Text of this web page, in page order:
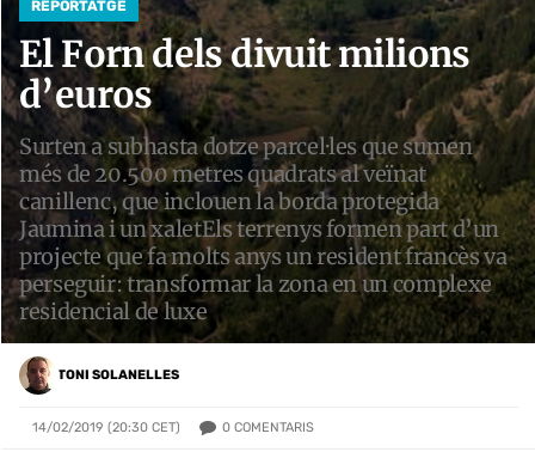
REPORTATGE
El Forn dels divuit milions
d’euros
Surten a subhasta dotze parcel·les que sumen
més de 20.500 metres quadrats al veïnat
canillenc, que inclouen la borda protegida
Jaumina i un xaletEls terrenys formen part d’un
projecte que fa molts anys un resident francès va
perseguir: transformar la zona en un complexe
residencial de luxe
TONI SOLANELLES
14/02/2019 (20:30 CET) 0 COMENTARIS